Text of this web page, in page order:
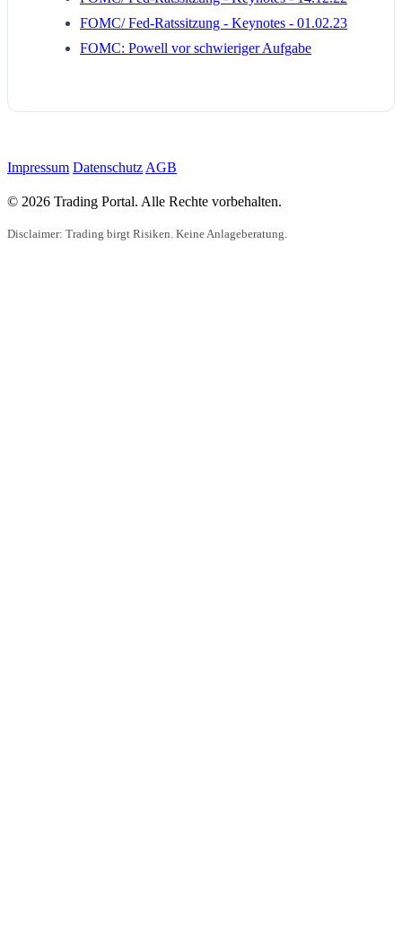
FOMC/ Fed-Ratssitzung - Keynotes - 01.02.23
FOMC: Powell vor schwieriger Aufgabe
Impressum Datenschutz AGB
© 2026 Trading Portal. Alle Rechte vorbehalten.
Disclaimer: Trading birgt Risiken. Keine Anlageberatung.